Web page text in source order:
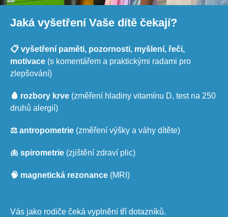
Jaká vyšetření Vaše dítě čekají?
📋 vyšetření paměti, pozornosti, myšlení, řeči,
motivace (s komentářem a praktickými radami pro
zlepšování)
🩸 rozbory krve (změření hladiny vitamínu D, test na 250
druhů alergií)
⚖️ antropometrie (změření výšky a váhy dítěte)
🫁 spirometrie (zjištění zdraví plic)
🧠 magnetická rezonance (MRI)
Vás jako rodiče čeká vyplnění tří dotazníků.